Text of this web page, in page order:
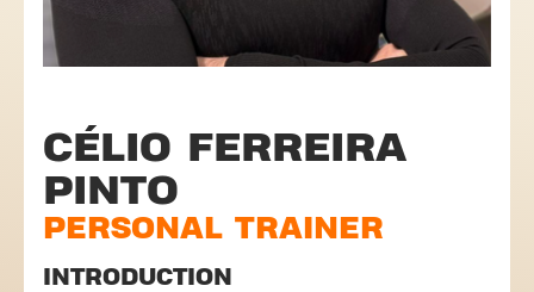
CÉLIO FERREIRA
PINTO
PERSONAL TRAINER
INTRODUCTION